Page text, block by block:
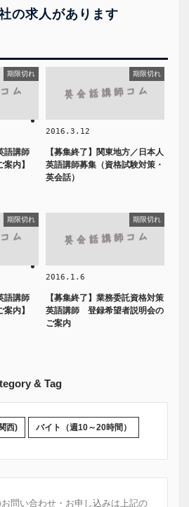
の求人があります
期限切れ
語講師
内】
期限切れ
2016.3.12
【募集終了】関東地方／日本人
英語講師募集（資格試験対策・
英会話）
期限切れ
語講師
内】
期限切れ
2016.1.6
【募集終了】業務委託資格対策
英語講師 登録希望者説明会の
ご案内
& Tag
西) バイト（週10～20時間）
問い合わせ・お申し込みは上記の